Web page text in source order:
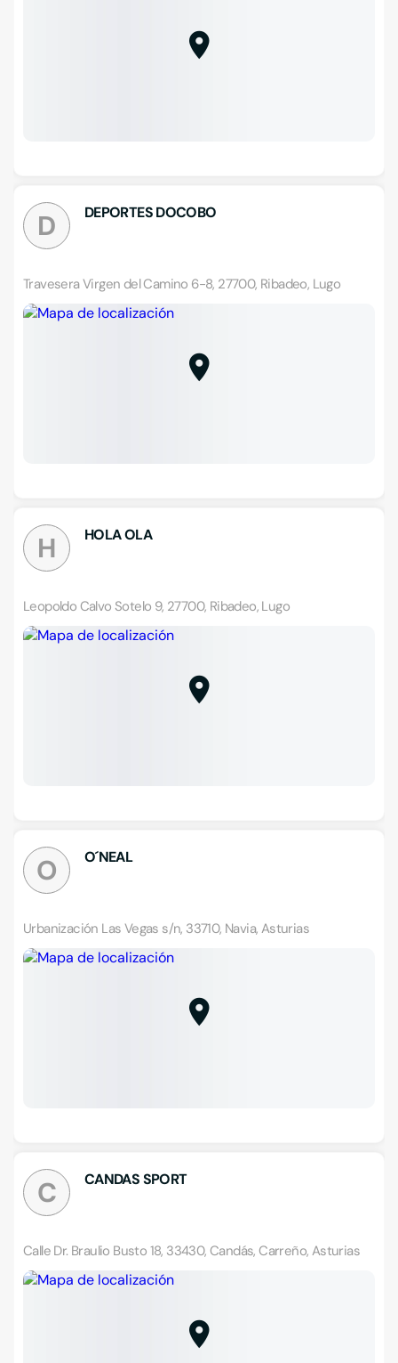
D DEPORTES DOCOBO
Travesera Virgen del Camino 6-8, 27700, Ribadeo, Lugo
H HOLA OLA
Leopoldo Calvo Sotelo 9, 27700, Ribadeo, Lugo
O O´NEAL
Urbanización Las Vegas s/n, 33710, Navia, Asturias
C CANDAS SPORT
Calle Dr. Braulio Busto 18, 33430, Candás, Carreño, Asturias